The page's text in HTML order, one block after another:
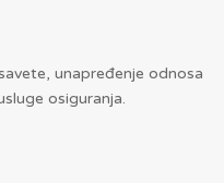
unapređenje odnosa
osiguranja.